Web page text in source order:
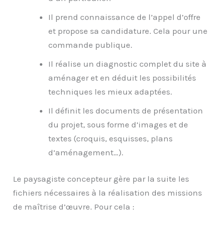
Il prend connaissance de l’appel d’offre
et propose sa candidature. Cela pour une
commande publique.
Il réalise un diagnostic complet du site à
aménager et en déduit les possibilités
techniques les mieux adaptées.
Il définit les documents de présentation
du projet, sous forme d’images et de
textes (croquis, esquisses, plans
d’aménagement…).
Le paysagiste concepteur gère par la suite les
fichiers nécessaires à la réalisation des missions
de maîtrise d’œuvre. Pour cela :